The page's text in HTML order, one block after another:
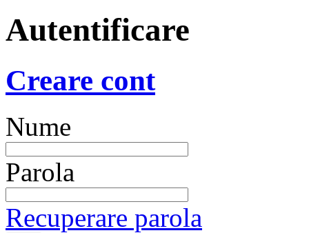
Autentificare
Creare cont
Nume
Parola
Recuperare parola